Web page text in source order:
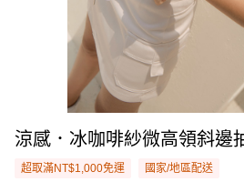
涼感．冰咖啡紗微高領斜邊
超取滿NT$1,000免運 國家/地區配送